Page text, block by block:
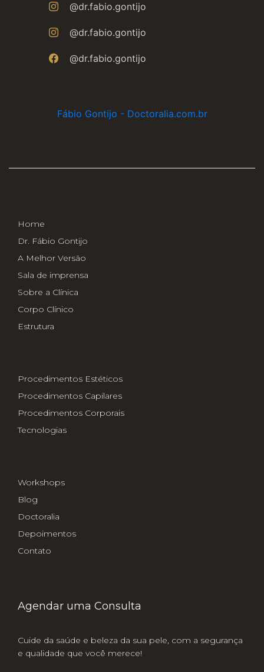
@dr.fabio.gontijo
@dr.fabio.gontijo
@dr.fabio.gontijo
Fábio Gontijo - Doctoralia.com.br
Home
Dr. Fábio Gontijo
A Melhor Versão
Sala de imprensa
Sobre a Clínica
Corpo Clínico
Estrutura
Procedimentos Estéticos
Procedimentos Capilares
Procedimentos Corporais
Tecnologias
Workshops
Blog
Doctoralia
Depoimentos
Contato
Agendar uma Consulta
Cuide da saúde e beleza da sua pele, com a segurança
e qualidade que você merece!